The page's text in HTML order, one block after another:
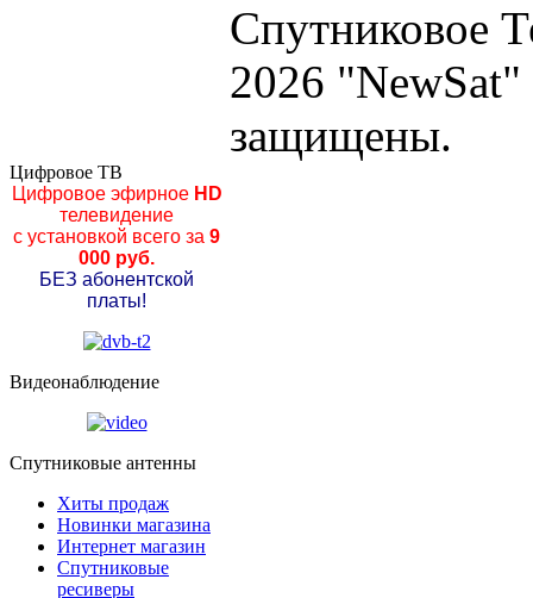
Спутниковое
2026
защищены.
Цифровое ТВ
Цифровое эфирноеHD
телевидение
с установкой всего за 9
000 руб.
БЕЗ абонентской
платы!
Видеонаблюдение
Спутниковые антенны
Хиты продаж
Новинки магазина
Интернет магазин
Спутниковые
ресиверы